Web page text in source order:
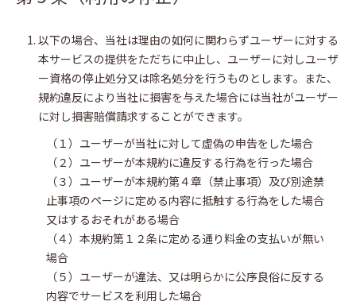
以下の場合、当社は理由の如何に関わらずユーザーに対する
本サービスの提供をただちに中止し、ユーザーに対しユーザ
ー資格の停止処分又は除名処分を行うものとします。また、
規約違反により当社に損害を与えた場合には当社がユーザー
に対し損害賠償請求することができます。
（１）ユーザーが当社に対して虚偽の申告をした場合
（２）ユーザーが本規約に違反する行為を行った場合
（３）ユーザーが本規約第４章（禁止事項）及び別途禁
止事項のページに定める内容に抵触する行為をした場合
又はするおそれがある場合
（４）本規約第１２条に定める通り料金の支払いが無い
場合
（５）ユーザーが違法、又は明らかに公序良俗に反する
内容でサービスを利用した場合